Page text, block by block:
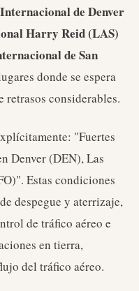
de Denver
Harry Reid (LAS)
de San
donde se espera
retrasos considerables.
"Fuertes
Denver (DEN), Las
Estas condiciones
despegue y aterrizaje,
de tráfico aéreo e
en tierra,
del tráfico aéreo.